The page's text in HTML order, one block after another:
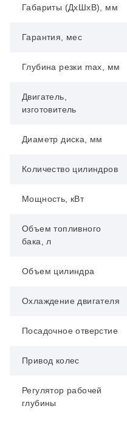
Габариты (ДхШхВ), мм
Гарантия, мес
Глубина резки max, мм
Двигатель,
изготовитель
Диаметр диска, мм
Количество цилиндров
Мощность, кВт
Объем топливного
бака, л
Объем цилиндра
Охлаждение двигателя
Посадочное отверстие
Привод колес
Регулятор рабочей
глубины